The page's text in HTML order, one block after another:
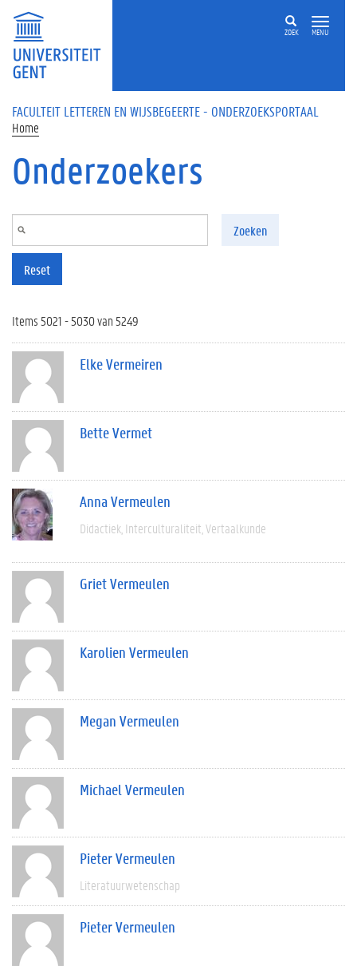
Overslaan en naar de inhoud gaan
ZOEK MENU
FACULTEIT LETTEREN EN WIJSBEGEERTE - ONDERZOEKSPORTAAL
Home
Onderzoekers
Zoeken
Reset
Items 5021 - 5030 van 5249
Elke Vermeiren
Bette Vermet
Anna Vermeulen
Didactiek Interculturaliteit Vertaalkunde
Griet Vermeulen
Karolien Vermeulen
Megan Vermeulen
Michael Vermeulen
Pieter Vermeulen
Literatuurwetenschap
Pieter Vermeulen